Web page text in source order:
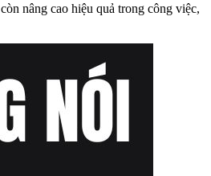
nâng cao hiệu quả trong công việc,